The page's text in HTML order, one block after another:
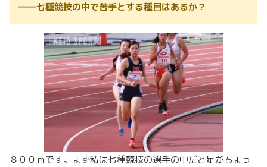
――七種競技の中で苦手とする種目はあるか？
８００ｍです。まず私は七種競技の選手の中だと足がちょっ